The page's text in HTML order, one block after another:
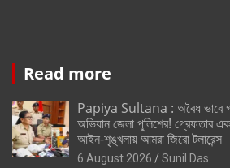
Read more
Papiya Sultana : অবৈধ ভাবে
অভিযান জেলা পুলিশের! গ্রেফতার
আইন-শৃঙ্খলায় আমরা জিরো টলারেন্স
6 August 2026 Sunil Das